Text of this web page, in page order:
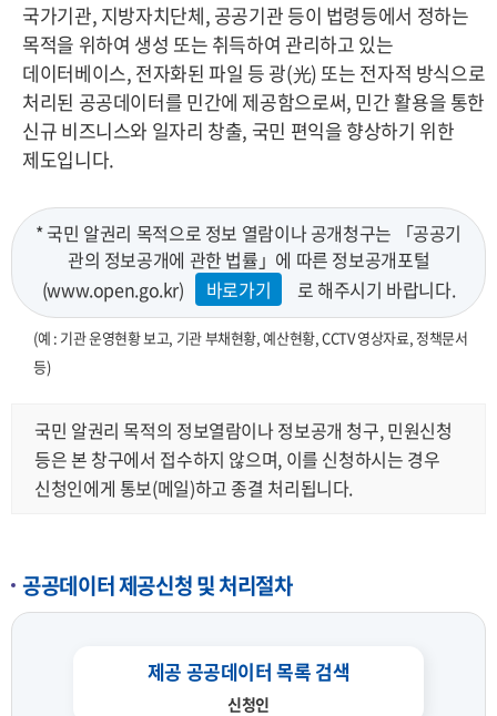
국가기관, 지방자치단체, 공공기관 등이 법령등에서 정하는
목적을 위하여 생성 또는 취득하여 관리하고 있는
데이터베이스, 전자화된 파일 등 광(光) 또는 전자적 방식으로
처리된 공공데이터를 민간에 제공함으로써, 민간 활용을 통한
신규 비즈니스와 일자리 창출, 국민 편익을 향상하기 위한
제도입니다.
* 국민 알권리 목적으로 정보 열람이나 공개청구는 「공공기
관의 정보공개에 관한 법률」에 따른 정보공개포털
(www.open.go.kr)
바로가기 로 해주시기 바랍니다.
(예 : 기관 운영현황 보고, 기관 부채현황, 예산현황, CCTV 영상자료, 정책문서
등)
국민 알권리 목적의 정보열람이나 정보공개 청구, 민원신청
등은 본 창구에서 접수하지 않으며, 이를 신청하시는 경우
신청인에게 통보(메일)하고 종결 처리됩니다.
공공데이터 제공신청 및 처리절차
제공 공공데이터 목록 검색
신청인